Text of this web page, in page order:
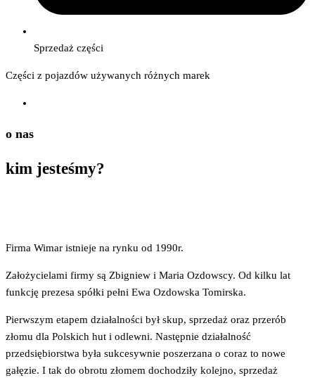
Sprzedaż części
Części z pojazdów używanych różnych marek
o nas
kim jesteśmy?
Firma Wimar istnieje na rynku od 1990r.
Założycielami firmy są Zbigniew i Maria Ozdowscy. Od kilku lat
funkcję prezesa spółki pełni Ewa Ozdowska Tomirska.
Pierwszym etapem działalności był skup, sprzedaż oraz przerób
złomu dla Polskich hut i odlewni. Następnie działalność
przedsiębiorstwa była sukcesywnie poszerzana o coraz to nowe
gałęzie. I tak do obrotu złomem dochodziły kolejno, sprzedaż